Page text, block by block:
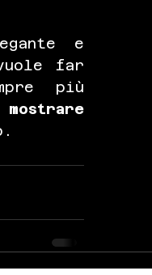
e
far
più
mostrare